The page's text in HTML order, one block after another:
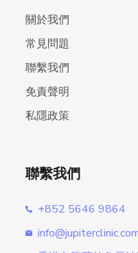
關於我們
常見問題
聯繫我們
免責聲明
私隱政策
聯繫我們
+852 5646 9864